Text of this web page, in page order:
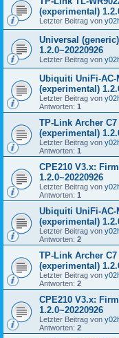
(experimental)
Letzter Beitrag von
Universal
1.2.0~20220926
Letzter Beitrag von
Ubiquiti UniFi-AC-
(experimental)
Letzter Beitrag von
Antworten: 1
TP-Link Archer
(experimental)
Letzter Beitrag von
Antworten: 1
CPE210 V3.x:
1.2.0~20220926
Letzter Beitrag von
Antworten: 1
Ubiquiti UniFi-AC-
(experimental)
Letzter Beitrag von
Antworten: 2
TP-Link Archer
(experimental)
Letzter Beitrag von
Antworten: 2
CPE210 V3.x:
1.2.0~20220926
Letzter Beitrag von
Antworten: 2